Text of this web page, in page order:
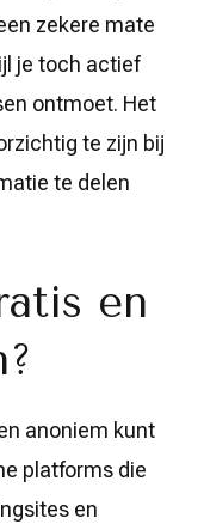
zekere mate
je toch actief
ontmoet. Het
te zijn bij
te delen
en
anoniem kunt
platforms die
en